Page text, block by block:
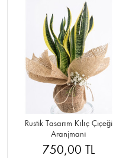
Rustik Tasarım Kılıç Çiçeği
Aranjmanı
750,00 TL